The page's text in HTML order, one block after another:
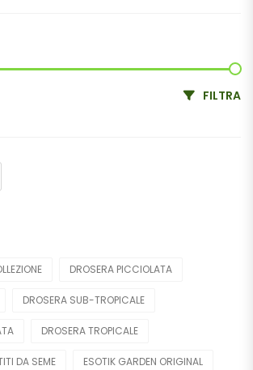
FILTRA
DROSERA PICCIOLATA
DROSERA SUB-TROPICALE
DROSERA TROPICALE
DA SEME ESOTIK GARDEN ORIGINAL